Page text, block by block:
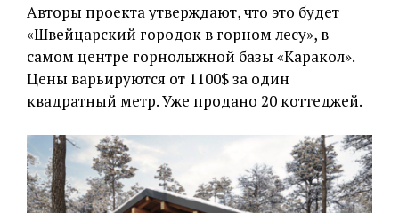
Авторы проекта утверждают, что это будет
«Швейцарский городок в горном лесу», в
самом центре горнолыжной базы «Каракол».
Цены варьируются от 1100$ за один
квадратный метр. Уже продано 20 коттеджей.